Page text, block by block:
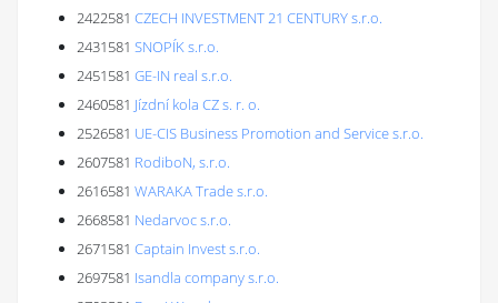
2422581 CZECH INVESTMENT 21 CENTURY s.r.o.
2431581 SNOPÍK s.r.o.
2451581 GE-IN real s.r.o.
2460581 Jízdní kola CZ s. r. o.
2526581 UE-CIS Business Promotion and Service s.r.o.
2607581 RodiboN, s.r.o.
2616581 WARAKA Trade s.r.o.
2668581 Nedarvoc s.r.o.
2671581 Captain Invest s.r.o.
2697581 Isandla company s.r.o.